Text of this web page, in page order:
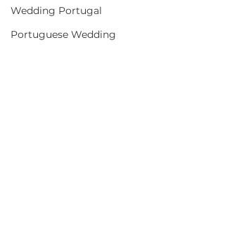
Wedding Portugal
Portuguese Wedding